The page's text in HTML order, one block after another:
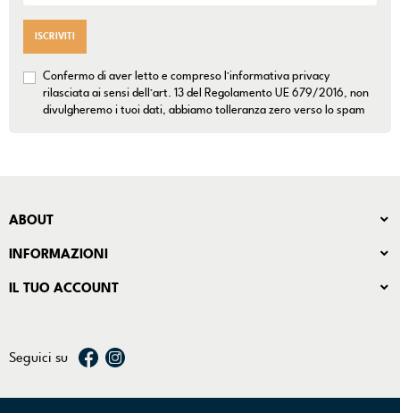
ISCRIVITI
Confermo di aver letto e compreso l’informativa privacy
rilasciata ai sensi dell’art. 13 del Regolamento UE 679/2016, non
divulgheremo i tuoi dati, abbiamo tolleranza zero verso lo spam
ABOUT
INFORMAZIONI
IL TUO ACCOUNT
Seguici su